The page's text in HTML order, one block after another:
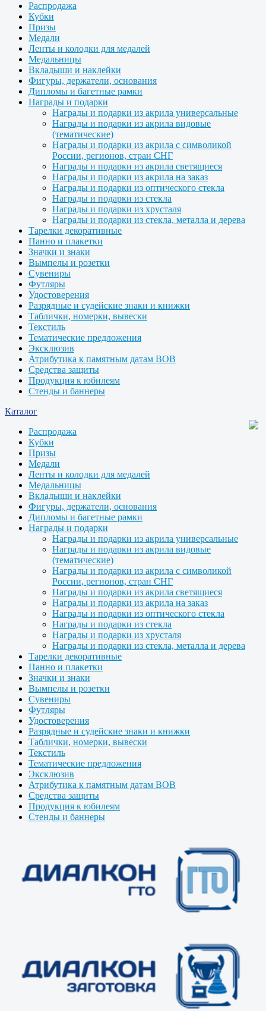
Распродажа
Кубки
Призы
Медали
Ленты и колодки для медалей
Медальницы
Вкладыши и наклейки
Фигуры, держатели, основания
Дипломы и багетные рамки
Награды и подарки
Награды и подарки из акрила универсальные
Награды и подарки из акрила видовые
(тематические)
Награды и подарки из акрила с символикой
России, регионов, стран СНГ
Награды и подарки из акрила светящиеся
Награды и подарки из акрила на заказ
Награды и подарки из оптического стекла
Награды и подарки из стекла
Награды и подарки из хрусталя
Награды и подарки из стекла, металла и дерева
Тарелки декоративные
Панно и плакетки
Значки и знаки
Вымпелы и розетки
Сувениры
Футляры
Удостоверения
Разрядные и судейские знаки и книжки
Таблички, номерки, вывески
Текстиль
Тематические предложения
Эксклюзив
Атрибутика к памятным датам ВОВ
Средства защиты
Продукция к юбилеям
Стенды и баннеры
Каталог
Распродажа
Кубки
Призы
Медали
Ленты и колодки для медалей
Медальницы
Вкладыши и наклейки
Фигуры, держатели, основания
Дипломы и багетные рамки
Награды и подарки
Награды и подарки из акрила универсальные
Награды и подарки из акрила видовые
(тематические)
Награды и подарки из акрила с символикой
России, регионов, стран СНГ
Награды и подарки из акрила светящиеся
Награды и подарки из акрила на заказ
Награды и подарки из оптического стекла
Награды и подарки из стекла
Награды и подарки из хрусталя
Награды и подарки из стекла, металла и дерева
Тарелки декоративные
Панно и плакетки
Значки и знаки
Вымпелы и розетки
Сувениры
Футляры
Удостоверения
Разрядные и судейские знаки и книжки
Таблички, номерки, вывески
Текстиль
Тематические предложения
Эксклюзив
Атрибутика к памятным датам ВОВ
Средства защиты
Продукция к юбилеям
Стенды и баннеры